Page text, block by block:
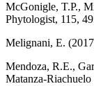
McGonigle, T.P.,
Phytologist, 115,
Melignani, E.
Mendoza, R.E.,
Matanza-